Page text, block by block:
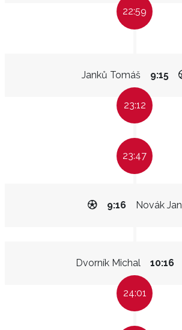
22:59
Janků Tomáš 9:15
23:12
23:47
Novák Jan
9:16
Dvorník Michal 10:16
24:01